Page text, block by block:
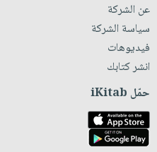
عن الشركة
سياسة الشركة
فيديوهات
انشر كتابك
حمّل iKitab